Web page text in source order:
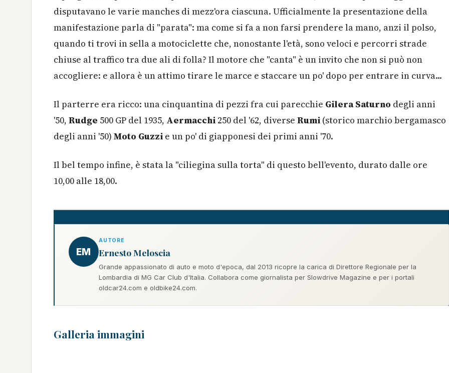
disputavano le varie manches di mezz'ora ciascuna. Ufficialmente la presentazione della
manifestazione parla di "parata": ma come si fa a non farsi prendere la mano, anzi il polso,
quando ti trovi in sella a motociclette che, nonostante l'età, sono veloci e percorri strade
chiuse al traffico tra due ali di folla? Il motore che "canta" è un invito che non si può non
accogliere: e allora è un attimo tirare le marce e staccare un po' dopo per entrare in curva...
Il parterre era ricco: una cinquantina di pezzi fra cui parecchie Gilera Saturno degli anni
'50, Rudge 500 GP del 1935, Aermacchi 250 del '62, diverse Rumi (storico marchio bergamasco
degli anni '50) Moto Guzzi e un po' di giapponesi dei primi anni '70.
Il bel tempo infine, è stata la "ciliegina sulla torta" di questo bell'evento, durato dalle ore
10,00 alle 18,00.
EM
AUTORE
Ernesto Meloscia
Grande appassionato di auto e moto d'epoca, dal 2013 ricopre la carica di Direttore Regionale per la
Lombardia di MG Car Club d'Italia. Collabora come giornalista per Slowdrive Magazine e per i portali
oldcar24.com e oldbike24.com.
Galleria immagini